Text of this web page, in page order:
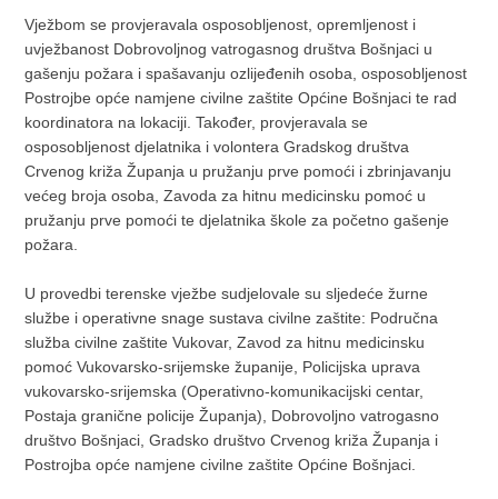
Vježbom se provjeravala osposobljenost, opremljenost i
uvježbanost Dobrovoljnog vatrogasnog društva Bošnjaci u
gašenju požara i spašavanju ozlijeđenih osoba, osposobljenost
Postrojbe opće namjene civilne zaštite Općine Bošnjaci te rad
koordinatora na lokaciji. Također, provjeravala se
osposobljenost djelatnika i volontera Gradskog društva
Crvenog križa Županja u pružanju prve pomoći i zbrinjavanju
većeg broja osoba, Zavoda za hitnu medicinsku pomoć u
pružanju prve pomoći te djelatnika škole za početno gašenje
požara.
U provedbi terenske vježbe sudjelovale su sljedeće žurne
službe i operativne snage sustava civilne zaštite: Područna
služba civilne zaštite Vukovar, Zavod za hitnu medicinsku
pomoć Vukovarsko-srijemske županije, Policijska uprava
vukovarsko-srijemska (Operativno-komunikacijski centar,
Postaja granične policije Županja), Dobrovoljno vatrogasno
društvo Bošnjaci, Gradsko društvo Crvenog križa Županja i
Postrojba opće namjene civilne zaštite Općine Bošnjaci.